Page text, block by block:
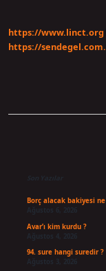
https://www.linct.org
https://
Son Yazılar
Borç alacak bakiyesi
Ağustos 6, 2026
Avar’ı kim kurdu ?
Ağustos 4, 2026
94. sure hangi suredir ?
Ağustos 3, 2026